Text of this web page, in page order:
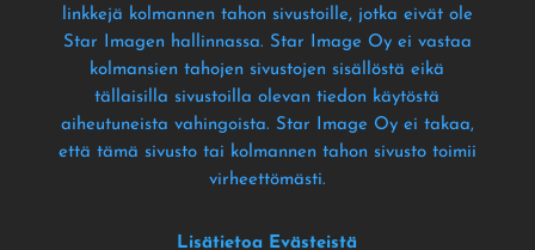
linkkejä kolmannen tahon sivustoille, jotka eivät ole
Star Imagen hallinnassa. Star Image Oy ei vastaa
kolmansien tahojen sivustojen sisällöstä eikä
tällaisilla sivustoilla olevan tiedon käytöstä
aiheutuneista vahingoista. Star Image Oy ei takaa,
että tämä sivusto tai kolmannen tahon sivusto toimii
virheettömästi.
Lisätietoa Evästeistä